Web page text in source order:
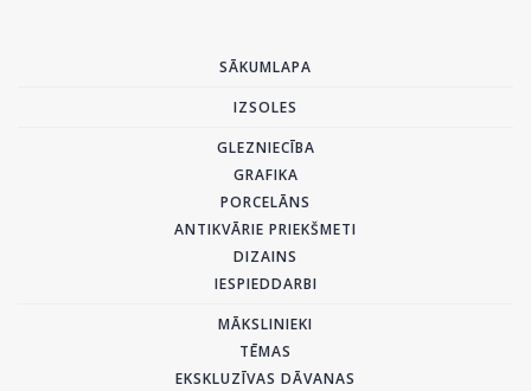
SĀKUMLAPA
IZSOLES
GLEZNIECĪBA
GRAFIKA
PORCELĀNS
ANTIKVĀRIE PRIEKŠMETI
DIZAINS
IESPIEDDARBI
MĀKSLINIEKI
TĒMAS
EKSKLUZĪVAS DĀVANAS